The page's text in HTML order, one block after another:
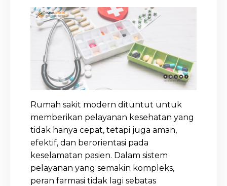
Rumah sakit modern dituntut untuk
memberikan pelayanan kesehatan yang
tidak hanya cepat, tetapi juga aman,
efektif, dan berorientasi pada
keselamatan pasien. Dalam sistem
pelayanan yang semakin kompleks,
peran farmasi tidak lagi sebatas